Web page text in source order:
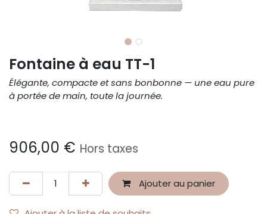
Fontaine à eau TT-1
Élégante, compacte et sans bonbonne — une eau pure
à portée de main, toute la journée.
906,00 € Hors taxes
Ajouter au panier